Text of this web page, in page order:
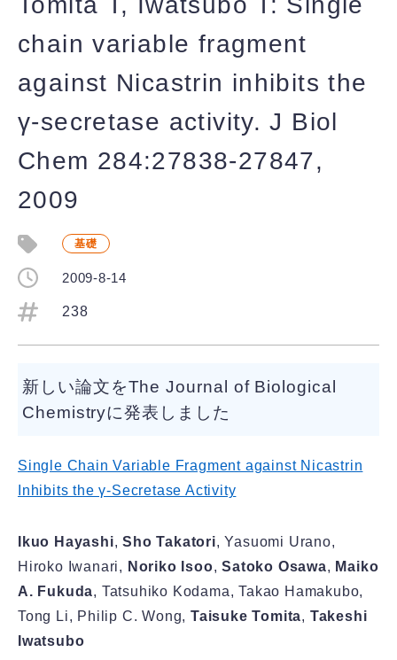
chain variable fragment
against Nicastrin inhibits the
γ-secretase activity. J Biol
Chem 284:27838-27847,
2009
基礎
2009-8-14
238
新しい論文をThe Journal of Biological
Chemistryに発表しました
Single Chain Variable Fragment against Nicastrin
Inhibits the γ-Secretase Activity
Ikuo Hayashi,Sho Takatori, Yasuomi Urano,
Hiroko Iwanari, Noriko Isoo,Satoko Osawa, Maiko
A. Fukuda, Tatsuhiko Kodama, Takao Hamakubo,
Tong Li, Philip C. Wong,Taisuke Tomita, Takeshi
Iwatsubo